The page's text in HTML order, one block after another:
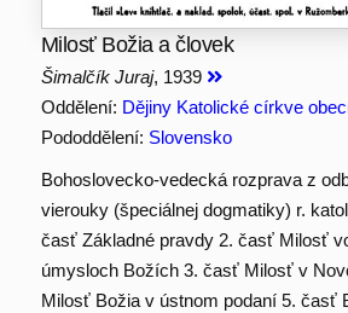
Milosť Božia a človek
Šimalčík Juraj, 1939
Oddělení: Dějiny Katolické církve
Pododdělení: Slovensko
Bohoslovecko-vedecká rozprava z
vierouky (špeciálnej dogmatiky) r.
časť Základné pravdy 2. časť Milosť
úmysloch Božích 3. časť Milosť v
Milosť Božia v ústnom podaní 5. časť